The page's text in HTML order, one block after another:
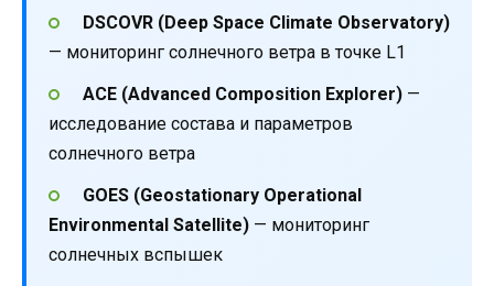
DSCOVR (Deep Space Climate Observatory)
— мониторинг солнечного ветра в точке L1
ACE (Advanced Composition Explorer)—
исследование состава и параметров
солнечного ветра
GOES (Geostationary Operational
Environmental Satellite) — мониторинг
солнечных вспышек